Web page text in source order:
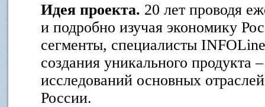
Идея проекта. 20 лет проводя
и подробно изучая экономику
сегменты, специалисты
создания уникального продукта
исследований основных
России.